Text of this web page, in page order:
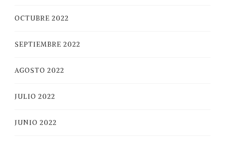
OCTUBRE 2022
SEPTIEMBRE 2022
AGOSTO 2022
JULIO 2022
JUNIO 2022